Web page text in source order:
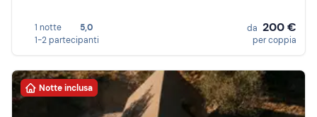
1 notte
5,0
1-2 partecipanti
da 200 €
per coppia
Notte inclusa